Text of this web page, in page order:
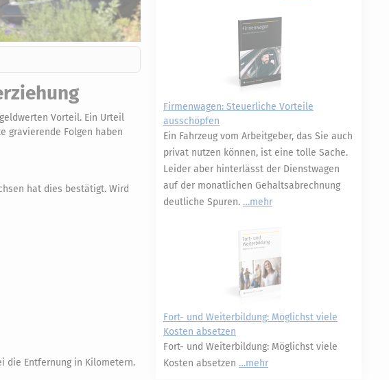
Vorteil. Ein Urteil
gravierende Folgen haben
hat dies bestätigt. Wird
die Entfernung in Kilometern.
Firmenwagen: Steuerliche Vorteile
ausschöpfen
Ein Fahrzeug vom Arbeitgeber, das Sie auch
privat nutzen können, ist eine tolle Sache.
Leider aber hinterlässt der Dienstwagen
auf der monatlichen Gehaltsabrechnung
deutliche Spuren.
mehr
Fort- und Weiterbildung: Möglichst viele
Kosten absetzen
Fort- und Weiterbildung: Möglichst viele
Kosten absetzen
mehr